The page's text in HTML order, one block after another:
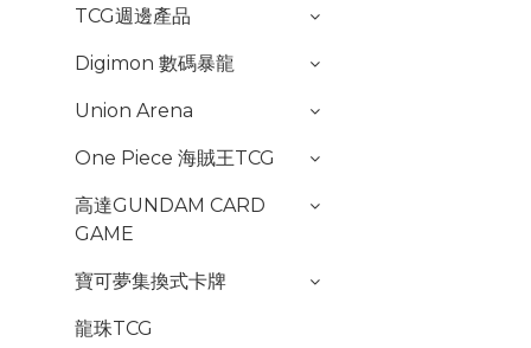
TCG週邊產品
Digimon 數碼暴龍
Union Arena
One Piece 海賊王TCG
高達GUNDAM CARD
GAME
寶可夢集換式卡牌
龍珠TCG